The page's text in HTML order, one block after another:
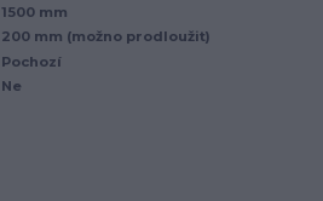
1500 mm
200 mm (možno prodloužit)
Pochozí
Ne